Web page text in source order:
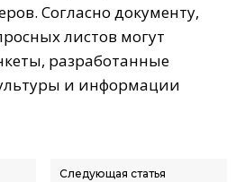
Согласно документу,
листов могут
разработанные
и информации
Следующая статья